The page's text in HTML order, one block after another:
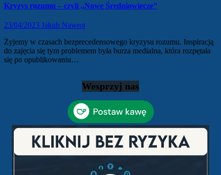
Kryzys rozumu – czyli ,,Nowe Średniowiecze”
23/04/2023 Jakub Nawrot
Żyjemy w czasach bezprecedensowego kryzysu rozumu. Inspiracją
do zajęcia się tym problemem była burza medialna, która rozpętała
się po opublikowaniu…
Wesprzyj nas